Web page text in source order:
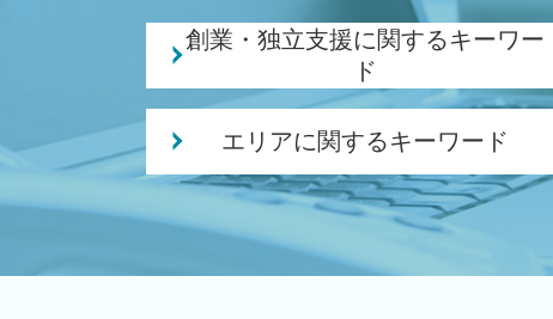
創業・独立支援に関するキーワー
ド
会社 補助金制度
補助金 事業計画
創業 サポート 事業
融資 事業計画
起業 資金
エリアに関するキーワード
相続 税理士 相談 五泉市
税務顧問 税理士 相談 三条市
相続 税理士 相談 新潟市南区